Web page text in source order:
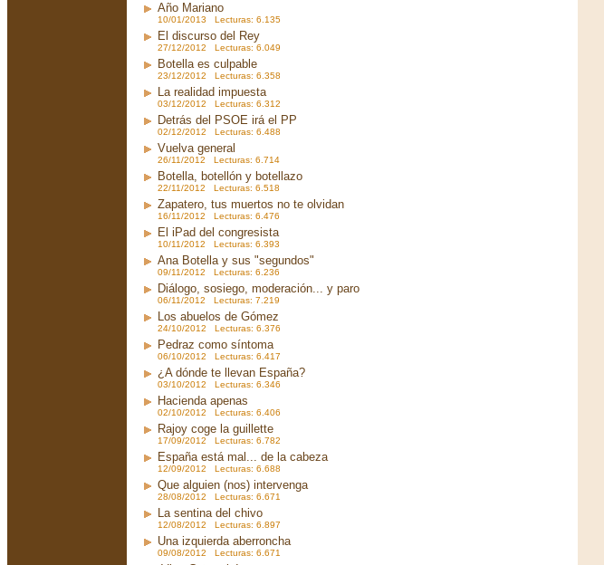
Año Mariano
10/01/2013 Lecturas: 6.135
El discurso del Rey
27/12/2012 Lecturas: 6.049
Botella es culpable
23/12/2012 Lecturas: 6.358
La realidad impuesta
03/12/2012 Lecturas: 6.312
Detrás del PSOE irá el PP
02/12/2012 Lecturas: 6.488
Vuelva general
26/11/2012 Lecturas: 6.714
Botella, botellón y botellazo
22/11/2012 Lecturas: 6.518
Zapatero, tus muertos no te olvidan
16/11/2012 Lecturas: 6.476
El iPad del congresista
10/11/2012 Lecturas: 6.393
Ana Botella y sus "segundos"
09/11/2012 Lecturas: 6.236
Diálogo, sosiego, moderación... y paro
06/11/2012 Lecturas: 7.219
Los abuelos de Gómez
24/10/2012 Lecturas: 6.376
Pedraz como síntoma
06/10/2012 Lecturas: 6.417
¿A dónde te llevan España?
03/10/2012 Lecturas: 6.346
Hacienda apenas
02/10/2012 Lecturas: 6.406
Rajoy coge la guillette
17/09/2012 Lecturas: 6.782
España está mal... de la cabeza
12/09/2012 Lecturas: 6.688
Que alguien (nos) intervenga
28/08/2012 Lecturas: 6.671
La sentina del chivo
12/08/2012 Lecturas: 6.897
Una izquierda aberroncha
09/08/2012 Lecturas: 6.671